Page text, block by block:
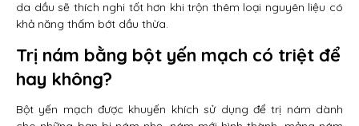
da dầu sẽ thích nghi tốt hơn khi trộn thêm loại nguyên liệu có
khả năng thấm bớt dầu thừa.
Trị nám bằng bột yến mạch có triệt để
hay không?
Bột yến mạch được khuyến khích sử dụng để trị nám dành